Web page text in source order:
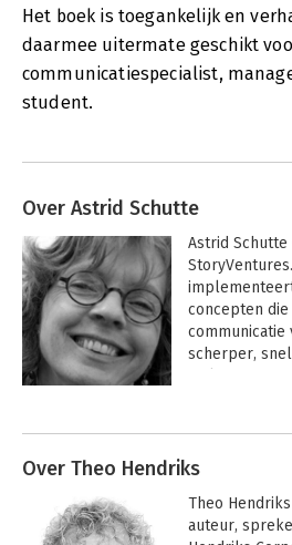
Het boek is toegankelijk en
daarmee uitermate geschikt
communicatiespecialist,
student.
Over Astrid Schutte
Astrid
concepten
communicatie
scherper,
onder meer
Over Theo Hendriks
Theo
auteur,